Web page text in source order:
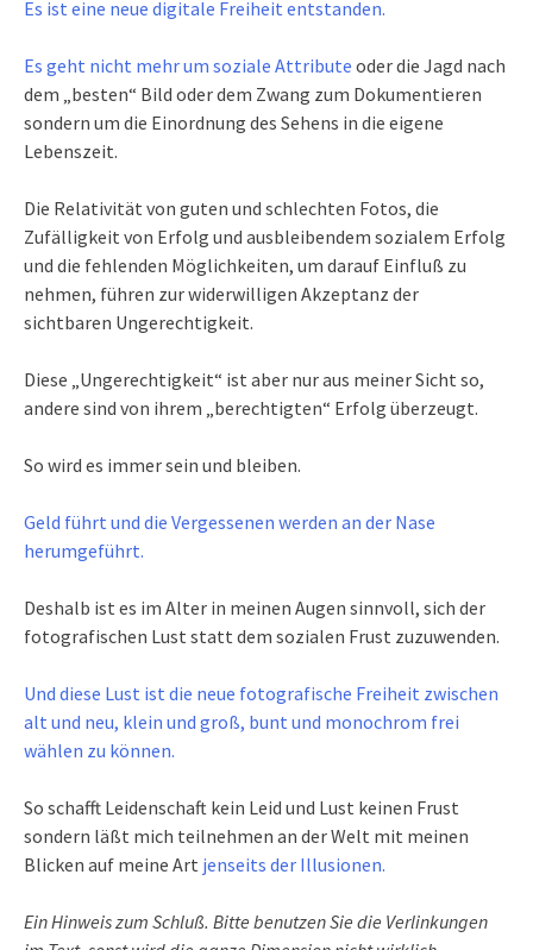
Es ist eine neue digitale Freiheit entstanden.
Es geht nicht mehr um soziale Attribute oder die Jagd nach
dem „besten“ Bild oder dem Zwang zum Dokumentieren
sondern um die Einordnung des Sehens in die eigene
Lebenszeit.
Die Relativität von guten und schlechten Fotos, die
Zufälligkeit von Erfolg und ausbleibendem sozialem Erfolg
und die fehlenden Möglichkeiten, um darauf Einfluß zu
nehmen, führen zur widerwilligen Akzeptanz der
sichtbaren Ungerechtigkeit.
Diese „Ungerechtigkeit“ ist aber nur aus meiner Sicht so,
andere sind von ihrem „berechtigten“ Erfolg überzeugt.
So wird es immer sein und bleiben.
Geld führt und die Vergessenen werden an der Nase
herumgeführt.
Deshalb ist es im Alter in meinen Augen sinnvoll, sich der
fotografischen Lust statt dem sozialen Frust zuzuwenden.
Und diese Lust ist die neue fotografische Freiheit zwischen
alt und neu, klein und groß, bunt und monochrom frei
wählen zu können.
So schafft Leidenschaft kein Leid und Lust keinen Frust
sondern läßt mich teilnehmen an der Welt mit meinen
Blicken auf meine Art jenseits der Illusionen.
Ein Hinweis zum Schluß. Bitte benutzen Sie die Verlinkungen